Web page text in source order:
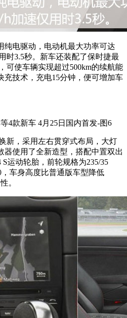
纯电驱动，电动机最大功率可达
时3.5秒。新车还装配了保时捷最
使车辆实现超过500km的续航能
充技术，充电15分钟，便可增加车
新，采用左右贯穿式布局，大灯
器使用了全新造型，搭配中置双出
运动轮胎，前轮规格为235/35
，车身高度比普通版车型降低
。